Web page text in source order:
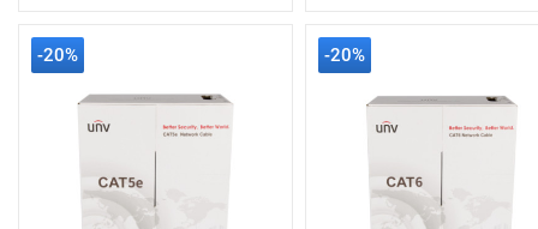
-20% -20%